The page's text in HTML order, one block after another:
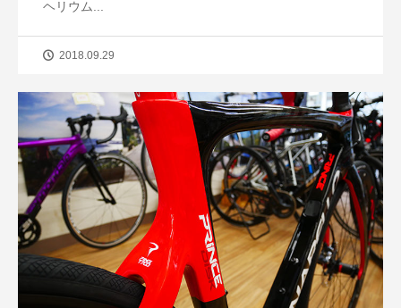
ヘリウム...
2018.09.29